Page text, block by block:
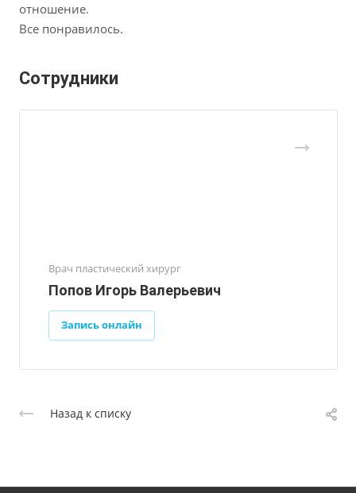
отношение.
Все понравилось.
Сотрудники
Врач пластический хирург
Попов Игорь Валерьевич
Запись онлайн
Назад к списку